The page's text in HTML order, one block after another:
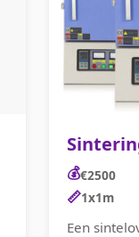
💰€2500
📏1x1m
Een